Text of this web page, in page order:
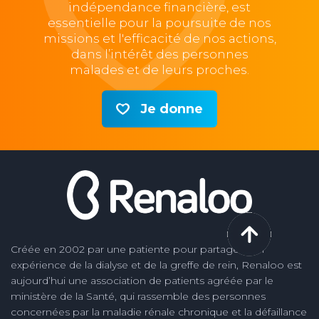
indépendance financière, est
essentielle pour la poursuite de nos
missions et l'efficacité de nos actions,
dans l’intérêt des personnes
malades et de leurs proches.
Je donne
Créée en 2002 par une patiente pour partager son
expérience de la dialyse et de la greffe de rein, Renaloo est
aujourd’hui une association de patients agréée par le
ministère de la Santé, qui rassemble des personnes
concernées par la maladie rénale chronique et la défaillance